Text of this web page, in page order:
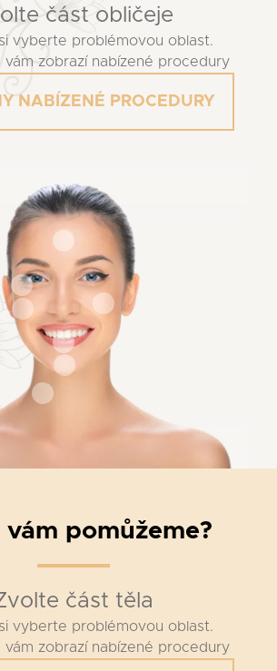
část obličeje
vyberte problémovou oblast.
vám zobrazí nabízené procedury
NABÍZENÉ PROCEDURY
vám pomůžeme?
část těla
vyberte problémovou oblast.
vám zobrazí nabízené procedury